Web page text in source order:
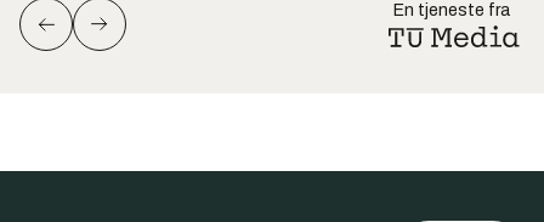
En tjeneste fra